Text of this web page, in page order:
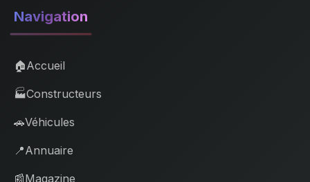
Navigation
🏠Accueil
🏭Constructeurs
🚗Véhicules
📍Annuaire
📰Magazine